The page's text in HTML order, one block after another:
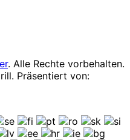
. Alle Rechte vorbehalten.
Präsentiert von: